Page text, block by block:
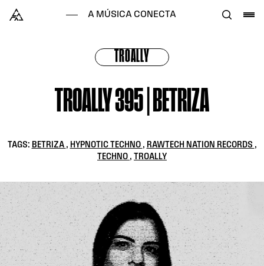
Alataj
A MÚSICA CONECTA
TROALLY
TROALLY 395 | BETRIZA
TAGS: BETRIZA , HYPNOTIC TECHNO , RAWTECH NATION RECORDS ,
TECHNO , TROALLY